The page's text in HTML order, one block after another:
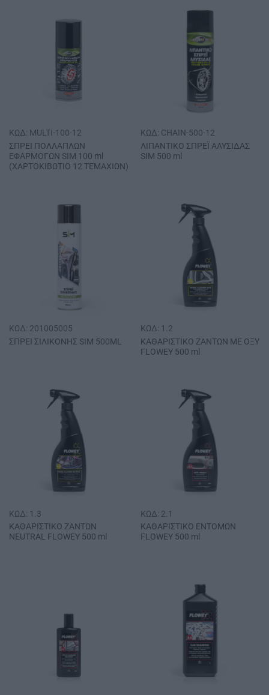
ΚΩΔ: MULTI-100-12
ΣΠΡΕΙ ΠΟΛΛΑΠΛΩΝ
ΕΦΑΡΜΟΓΩΝ SΙΜ 100 ml
(ΧΑΡΤΟΚΙΒΩΤΙΟ 12 ΤΕΜΑΧΙΩΝ)
ΚΩΔ: CHAIN-500-12
ΛΙΠΑΝΤΙΚΟ ΣΠΡΕΪ ΑΛΥΣΙΔΑΣ
SΙΜ 500 ml
ΚΩΔ: 201005005
ΣΠΡΕΙ ΣΙΛΙΚΟΝΗΣ SΙΜ 500ΜL
ΚΩΔ: 1.2
ΚΑΘΑΡΙΣΤΙΚΟ ΖΑΝΤΩΝ ΜΕ ΟΞΥ
FLOWEY 500 ml
ΚΩΔ: 1.3
ΚΑΘΑΡΙΣΤΙΚΟ ΖΑΝΤΩΝ
NEUTRAL FLOWEY 500 ml
ΚΩΔ: 2.1
ΚΑΘΑΡΙΣΤΙΚΟ ΕΝΤΟΜΩΝ
FLOWEY 500 ml